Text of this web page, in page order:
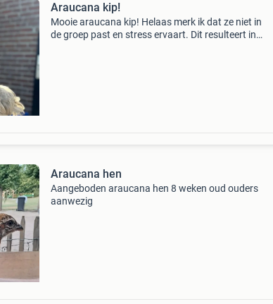
Araucana kip!
Mooie araucana kip! Helaas merk ik dat ze niet in
de groep past en stress ervaart. Dit resulteert in
Araucana hen
Aangeboden araucana hen 8 weken oud ouders
aanwezig